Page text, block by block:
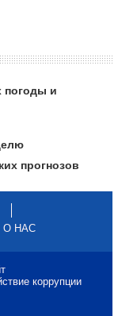
погоды и
прогнозов
О НАС
коррупции